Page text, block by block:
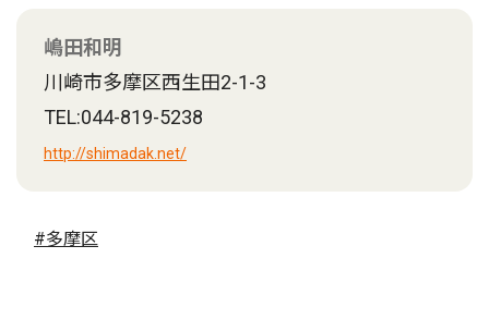
嶋田和明
川崎市多摩区西生田2-1-3
TEL:044-819-5238
http://shimadak.net/
#多摩区